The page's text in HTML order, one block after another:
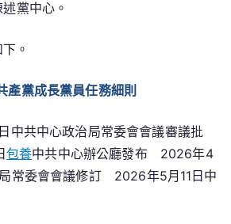
黨中心。
。
產黨成長黨員任務細則
中共中心政治局常委會會議審議批
包養中共中心辦公廳發布 2026年4
常委會會議修訂 2026年5月11日中